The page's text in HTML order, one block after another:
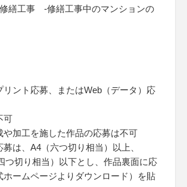
修繕工事 -修繕工事中のマンションの
ント応募、またはWeb（データ）応
可
加工を施した作品の応募は不可
は、A4（六つ切り相当）以上、
つ切り相当）以下とし、作品裏面に応
ホームページよりダウンロード）を貼